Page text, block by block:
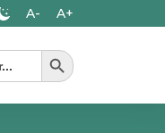
A- A+
Search Button